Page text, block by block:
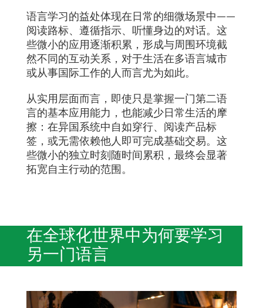
语言学习的益处体现在日常的细微场景中——
阅读路标、遵循指示、听懂身边的对话。这
些微小的应用逐渐积累，形成与周围环境截
然不同的互动关系，对于生活在多语言城市
或从事国际工作的人而言尤为如此。
从实用层面而言，即使只是掌握一门第二语
言的基本应用能力，也能减少日常生活的摩
擦：在异国系统中自如穿行、阅读产品标
签，或无需依赖他人即可完成基础交易。这
些微小的独立时刻随时间累积，最终会显著
拓宽自主行动的范围。
在全球化世界中为何要学习
另一门语言